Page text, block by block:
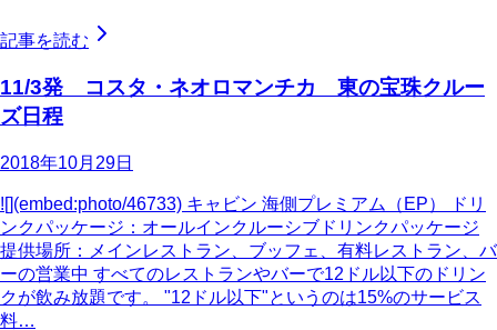
記事を読む
11/3発 コスタ・ネオロマンチカ 東の宝珠クルー
ズ日程
2018年10月29日
![](embed:photo/46733) キャビン 海側プレミアム（EP） ドリ
ンクパッケージ：オールインクルーシブドリンクパッケージ
提供場所：メインレストラン、ブッフェ、有料レストラン、バ
ーの営業中 すべてのレストランやバーで12ドル以下のドリン
クが飲み放題です。 "12ドル以下"というのは15%のサービス
料…